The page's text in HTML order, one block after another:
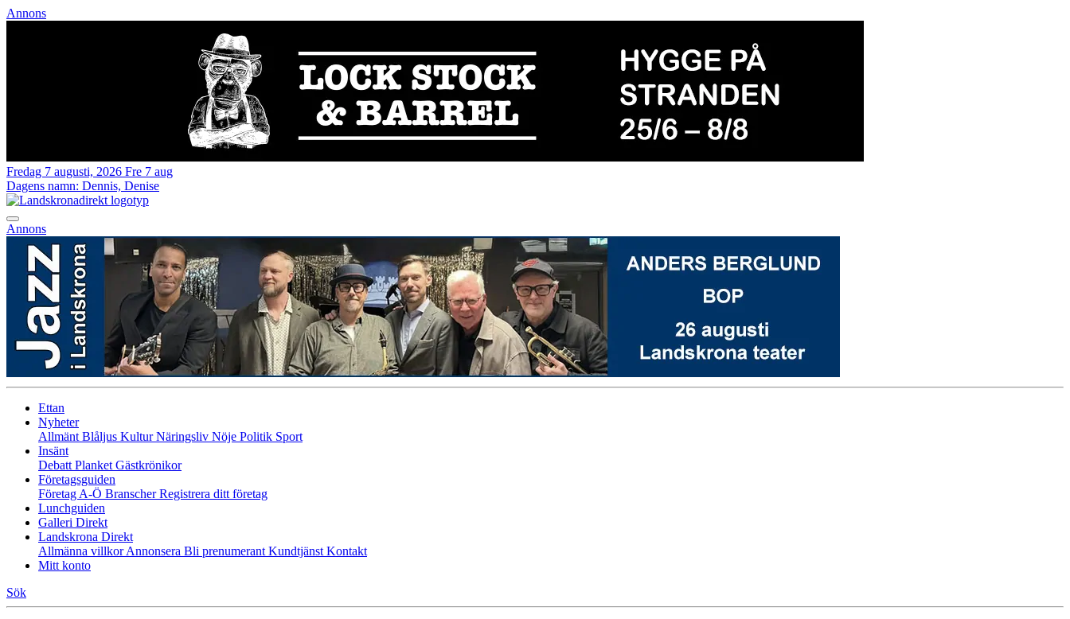
Annons
Fredag 7 augusti, 2026 Fre 7 aug
Dagens namn: Dennis, Denise
Annons
Ettan
Nyheter
Allmänt Blåljus KulturNäringsliv Nöje Politik Sport
Insänt
Debatt Planket Gästkrönikor
Företagsguiden
Företag A-Ö BranscherRegistrera ditt företag
Lunchguiden
Galleri Direkt
Landskrona Direkt
Allmänna villkorAnnonsera Bli prenumerant Kundtjänst Kontakt
Mitt konto
Sök